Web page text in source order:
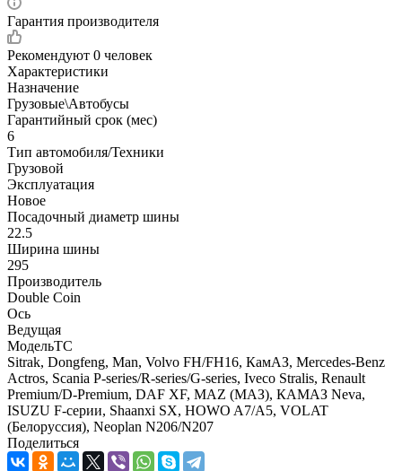
Гарантия производителя
Рекомендуют 0 человек
Характеристики
Назначение
Грузовые\Автобусы
Гарантийный срок (мес)
6
Тип автомобиля/Техники
Грузовой
Эксплуатация
Новое
Посадочный диаметр шины
22.5
Ширина шины
295
Производитель
Double Coin
Ось
Ведущая
МодельТС
Sitrak, Dongfeng, Man, Volvo FH/FH16, КамАЗ, Mercedes-Benz
Actros, Scania P-series/R-series/G-series, Iveco Stralis, Renault
Premium/D-Premium, DAF XF, MAZ (МАЗ), КАМАЗ Neva,
ISUZU F-серии, Shaanxi SX, HOWO A7/A5, VOLAT
(Белоруссия), Neoplan N206/N207
Поделиться